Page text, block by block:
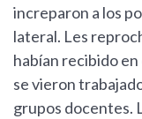
increparon a los
lateral. Les
habían recibido en
se vieron
grupos docentes.